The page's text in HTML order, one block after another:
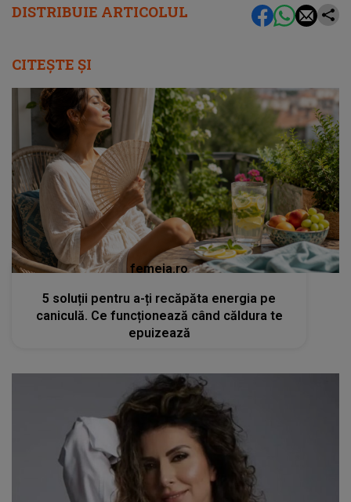
DISTRIBUIE ARTICOLUL
CITEȘTE ȘI
femeia.ro
5 soluții pentru a-ți recăpăta energia pe
caniculă. Ce funcționează când căldura te
epuizează